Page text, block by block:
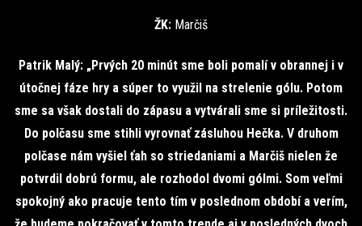
ŽK: Marčiš
Patrik Malý: „Prvých 20 minút sme boli pomalí v obrannej i v
útočnej fáze hry a súper to využil na strelenie gólu. Potom
sme sa však dostali do zápasu a vytvárali sme si príležitosti.
Do polčasu sme stihli vyrovnať zásluhou Hečka. V druhom
polčase nám vyšiel ťah so striedaniami a Marčiš nielen že
potvrdil dobrú formu, ale rozhodol dvomi gólmi. Som veľmi
spokojný ako pracuje tento tím v poslednom období a verím,